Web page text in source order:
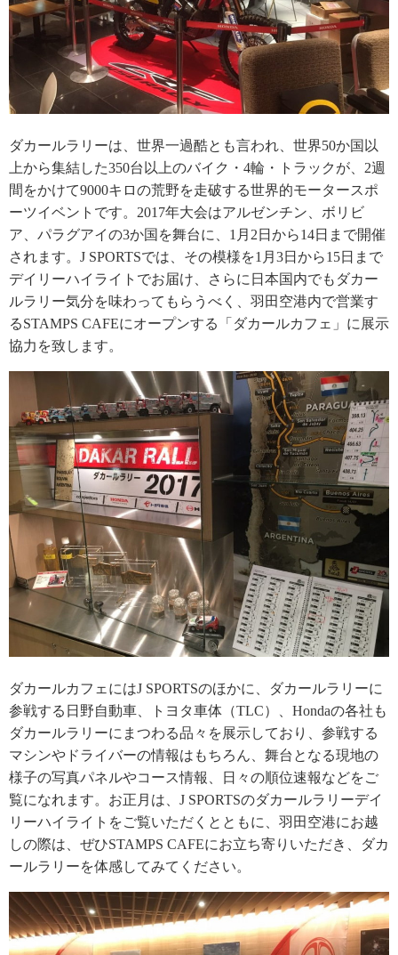
ダカールラリーは、世界一過酷とも言われ、世界50か国以
上から集結した350台以上のバイク・4輪・トラックが、2週
間をかけて9000キロの荒野を走破する世界的モータースポ
ーツイベントです。2017年大会はアルゼンチン、ボリビ
ア、パラグアイの3か国を舞台に、1月2日から14日まで開催
されます。J SPORTSでは、その模様を1月3日から15日まで
デイリーハイライトでお届け、さらに日本国内でもダカー
ルラリー気分を味わってもらうべく、羽田空港内で営業す
るSTAMPS CAFEにオープンする「ダカールカフェ」に展示
協力を致します。
ダカールカフェにはJ SPORTSのほかに、ダカールラリーに
参戦する日野自動車、トヨタ車体（TLC）、Hondaの各社も
ダカールラリーにまつわる品々を展示しており、参戦する
マシンやドライバーの情報はもちろん、舞台となる現地の
様子の写真パネルやコース情報、日々の順位速報などをご
覧になれます。お正月は、J SPORTSのダカールラリーデイ
リーハイライトをご覧いただくとともに、羽田空港にお越
しの際は、ぜひSTAMPS CAFEにお立ち寄りいただき、ダカ
ールラリーを体感してみてください。